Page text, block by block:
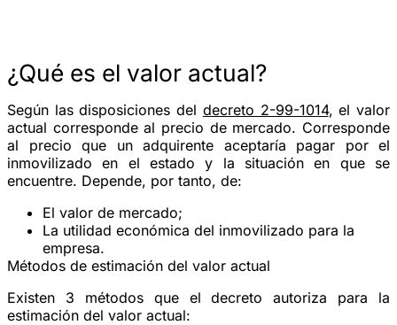
¿Qué es el valor actual?
Según las disposiciones del decreto 2-99-1014, el valor
actual corresponde al precio de mercado. Corresponde
al precio que un adquirente aceptaría pagar por el
inmovilizado en el estado y la situación en que se
encuentre. Depende, por tanto, de:
El valor de mercado;
La utilidad económica del inmovilizado para la
empresa.
Métodos de estimación del valor actual
Existen 3 métodos que el decreto autoriza para la
estimación del valor actual: